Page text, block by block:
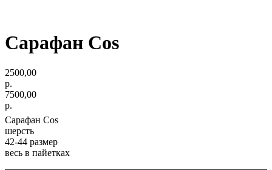
Сарафан Cos
2500,00
р.
7500,00
р.
Сарафан Cos
шерсть
42-44 размер
весь в пайетках